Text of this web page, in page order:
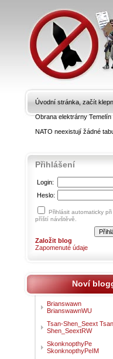
Úvodní stránka, začít
Obrana elektrárny Temelín
NATO neexistují žádné
Přihlášení
Login:
Heslo:
Přihlásit automaticky při
příští návštěvě.
Založit blog
Zapomenuté údaje
Noví
Brianswawn
BrianswawnWU
Tsan-Shen_Seext
Shen_SeextRW
SkonknopthyPe
SkonknopthyPeIM